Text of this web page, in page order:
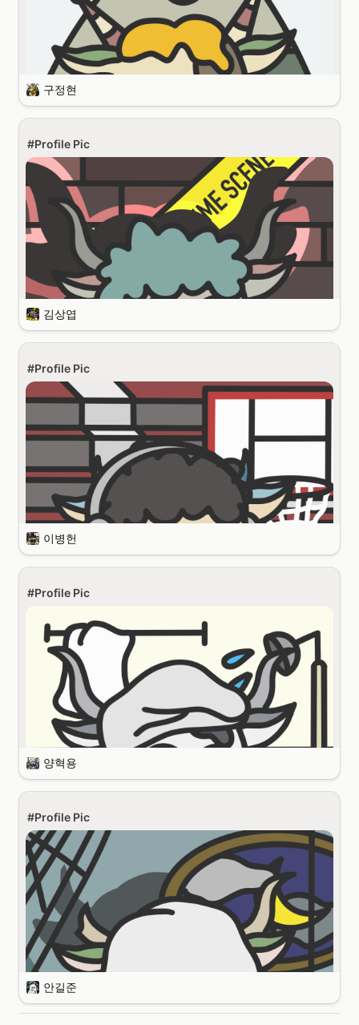
자기소개 부탁합니다!
안녕하세요
El Txoko 멤버 함승우 입니다.
일과 삶을 잘 분리하지 못합니다. 잠만 충분히 자면 불행하다고 느끼진
시에 의미도 있는 일인데, 사람들에게 직접적인 효용을 주는, 혹은 줄 것
으로 기대되는 일을 하고 싶습니다. 의미있는 서비스를 하는 회사가 있다
면 알려주세요.
자기소개 부탁합니다!
안녕하세요. 저는 El Txoko를 총괄 관리하면서 갖가지 잡일..을 담당하고
있는 정현입니다.
연구직으로 근무하고 있습니다.
음식을 먹고 만드는 것을 좋아해서 식당 리뷰와 제가 만든 요리에 대한
설명을 담아 인스타그램에 업로드하고 있습니다.
제 블로그에도 한 번 놀러오세요~ ai4pharm.info
구정현
#Profile Pic
자기소개 부탁합니다!
안녕하세요! 저는 El Txoko의 멤버 중 한 명인 김상엽이라고 합니다. 휘문
고등학교, 서울대학교를 졸업하였고 2022년 3월부터 서울대학교 컴퓨
터공학부 석박사통합과정으로 입학 예정입니다.
김상엽
#Profile Pic
자기소개 부탁합니다!
안녕하세요. 저는 El Txoko의 일원인 이병헌입니다.
현재 a41 Ventures에서 투자 심사역으로 일하고 있습니다.
ENTP입니다. MBTI는 빅데이터입니다. STJ와는 대화하지 않습니다.
이병헌
#Profile Pic
자기소개 부탁합니다!
안녕하세요. 저는 El Txoko OG 양혁용입니다.
본캐는 의사, 취미로 13만 구독 유튜브 채널을 운영중이고 현재는 헬스케
어 스타트업을 창업하고 운영중입니다.
양혁용
#Profile Pic
안길준